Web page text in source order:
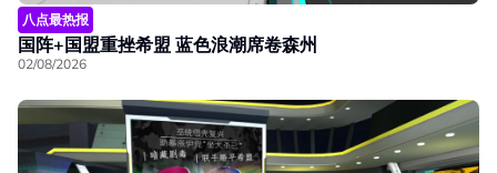
八点最热报
国阵+国盟重挫希盟 蓝色浪潮席卷森州
02/08/2026